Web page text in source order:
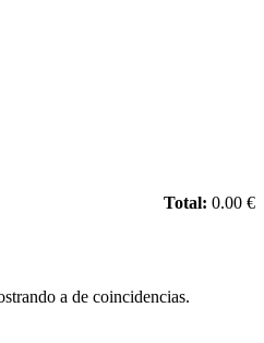
Total: 0.00 €
a de coincidencias.